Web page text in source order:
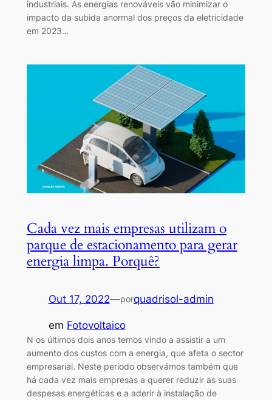
industriais. As energias renováveis vão minimizar o
impacto da subida anormal dos preços da eletricidade
em 2023…
Cada vez mais empresas utilizam o
parque de estacionamento para gerar
energia limpa. Porquê?
Out 17, 2022—porquadrisol-admin
em Fotovoltaico
N os últimos dois anos temos vindo a assistir a um
aumento dos custos com a energia, que afeta o sector
empresarial. Neste período observámos também que
há cada vez mais empresas a querer reduzir as suas
despesas energéticas e a aderir à instalação de